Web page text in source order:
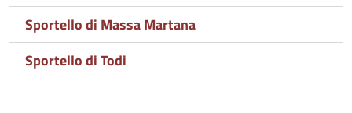
Sportello di Massa Martana
Sportello di Todi